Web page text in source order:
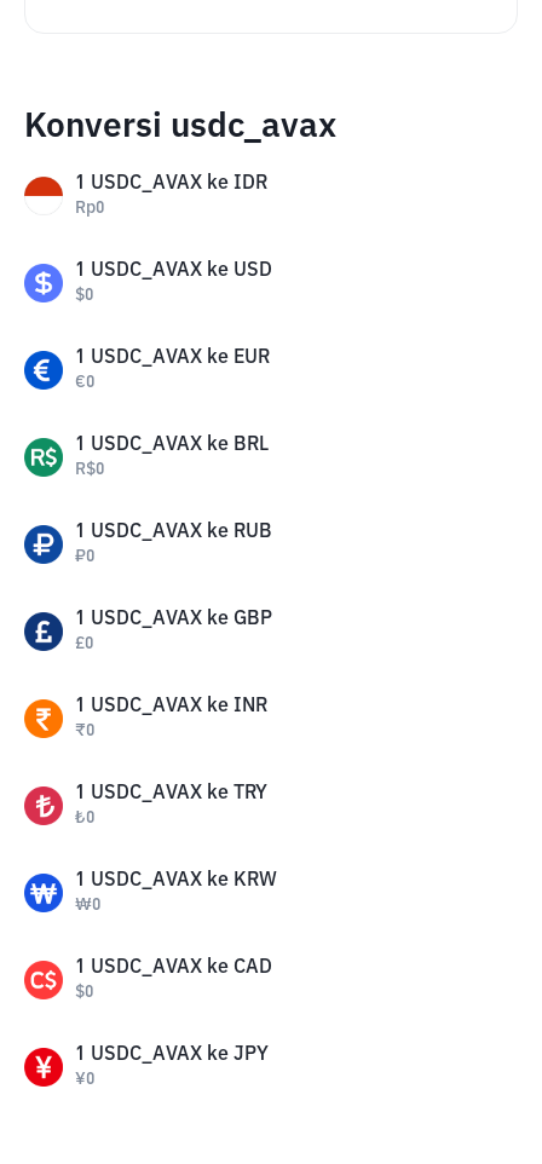
Konversi usdc_avax
1 USDC_AVAX ke IDR
Rp0
1 USDC_AVAX ke USD
$0
1 USDC_AVAX ke EUR
€0
1 USDC_AVAX ke BRL
R$0
1 USDC_AVAX ke RUB
₽0
1 USDC_AVAX ke GBP
£0
1 USDC_AVAX ke INR
₹0
1 USDC_AVAX ke TRY
₺0
1 USDC_AVAX ke KRW
₩0
1 USDC_AVAX ke CAD
$0
1 USDC_AVAX ke JPY
¥0